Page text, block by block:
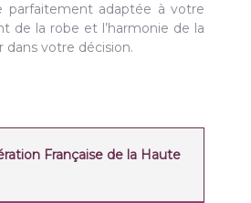
parfaitement adaptée à votre
de la robe et l’harmonie de la
votre décision.
Française de la Haute